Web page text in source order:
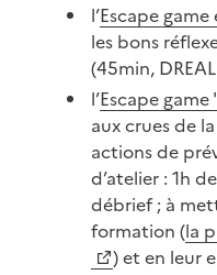
l’Escape game
les bons
(45min,
l’Escape
aux crues de
actions de
d’atelier : 1h
débrief ; à
formation (la
) et en leur